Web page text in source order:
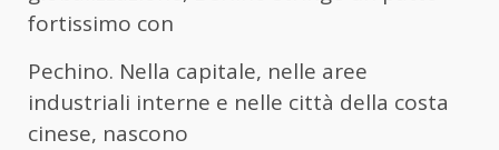
fortissimo con
Pechino. Nella capitale, nelle aree
industriali interne e nelle città della costa
cinese, nascono